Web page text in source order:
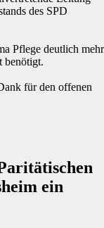
des SPD
Pflege deutlich mehr
benötigt.
für den offenen
ein